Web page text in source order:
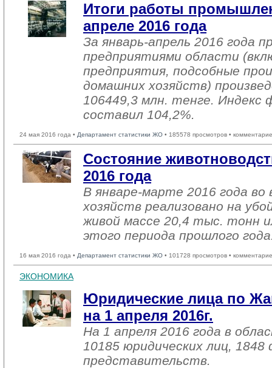
Итоги работы
апреле 2016 года
За январь-апрель 2016 года
предприятиями области
предприятия, подсобные
домашних хозяйств)
106449,3 млн. тенге. Индекс
составил 104,2%.
24 мая 2016 года • Департамент статистики ЖО • 185578 просмотров •
Состояние
2016 года
В январе-марте 2016 года во
хозяйств реализовано на
живой массе 20,4 тыс. тонн
этого периода прошлого
16 мая 2016 года • Департамент статистики ЖО • 101728 просмотров •
ЭКОНОМИКА
Юридические лица по
на 1 апреля 2016г.
На 1 апреля 2016 года в
10185 юридических лиц, 1848
представительств.